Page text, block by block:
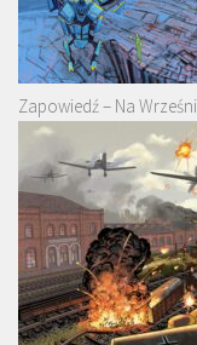
Zapowiedź – Na